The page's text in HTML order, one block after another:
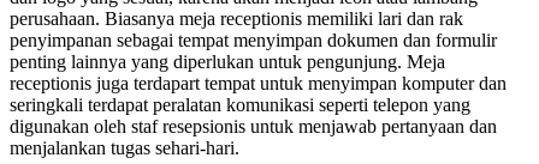
perusahaan. Biasanya meja receptionis memiliki lari dan rak
penyimpanan sebagai tempat menyimpan dokumen dan formulir
penting lainnya yang diperlukan untuk pengunjung. Meja
receptionis juga terdapart tempat untuk menyimpan komputer dan
seringkali terdapat peralatan komunikasi seperti telepon yang
digunakan oleh staf resepsionis untuk menjawab pertanyaan dan
menjalankan tugas sehari-hari.